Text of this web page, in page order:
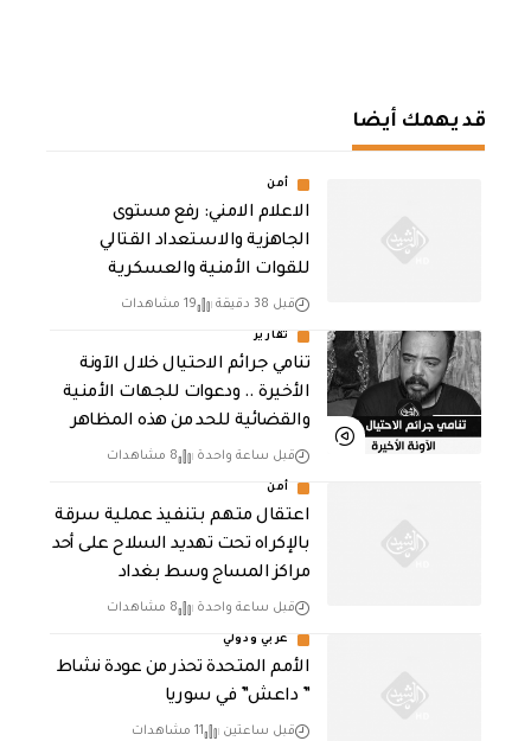
قد يهمك أيضا
أمن
الاعلام الامني: رفع مستوى
الجاهزية والاستعداد القتالي
للقوات الأمنية والعسكرية
قبل 38 دقيقة 19 مشاهدات
تقارير
تنامي جرائم الاحتيال خلال الآونة
الأخيرة .. ودعوات للجهات الأمنية
والقضائية للحد من هذه المظاهر
قبل ساعة واحدة 8 مشاهدات
أمن
اعتقال متهم بتنفيذ عملية سرقة
بالإكراه تحت تهديد السلاح على أحد
مراكز المساج وسط بغداد
قبل ساعة واحدة 8 مشاهدات
عربي ودولي
الأمم المتحدة تحذر من عودة نشاط
” داعش” في سوريا
قبل ساعتين 11 مشاهدات